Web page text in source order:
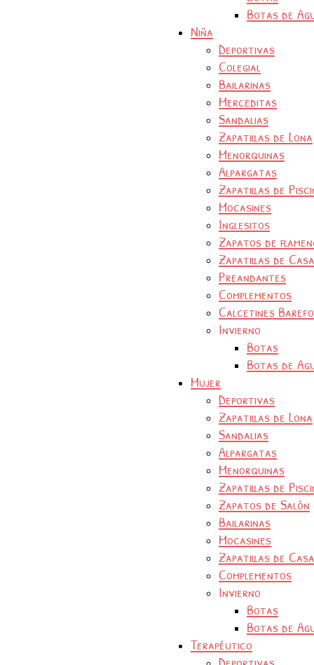
Botas de
Niña
Deportivas
Colegial
Bailarinas
Merceditas
Sandalias
Zapatillas de Lona
Menorquinas
Alpargatas
Zapatillas de
Mocasines
Inglesitos
Zapatos de
Zapatillas de Casa
Preandantes
Complementos
Calcetines
Invierno
Botas
Botas de
Mujer
Deportivas
Zapatillas de Lona
Sandalias
Alpargatas
Menorquinas
Zapatillas de
Zapatos de Salón
Bailarinas
Mocasines
Zapatillas de Casa
Complementos
Invierno
Botas
Botas de
Terapéutico